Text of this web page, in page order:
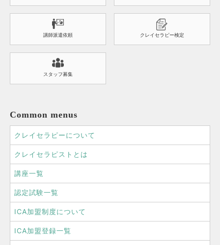
講師派遣依頼 クレイセラピー検定
スタッフ募集
Common menus
クレイセラピーについて
クレイセラピストとは
講座一覧
認定試験一覧
ICA加盟制度について
ICA加盟登録一覧